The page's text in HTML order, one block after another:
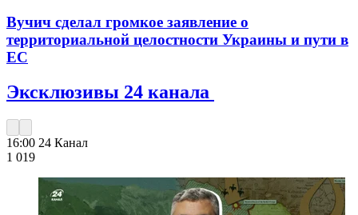
Вучич сделал громкое заявление о
территориальной целостности Украины и пути в
ЕС
Эксклюзивы 24 канала
16:00 24 Канал
1 019